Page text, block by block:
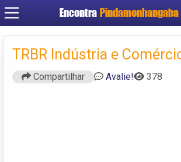
Encontra Pindamonhangaba
Cadastrar
Criar conta
TRBR Indústria e
Compartilhar Avalie! 378